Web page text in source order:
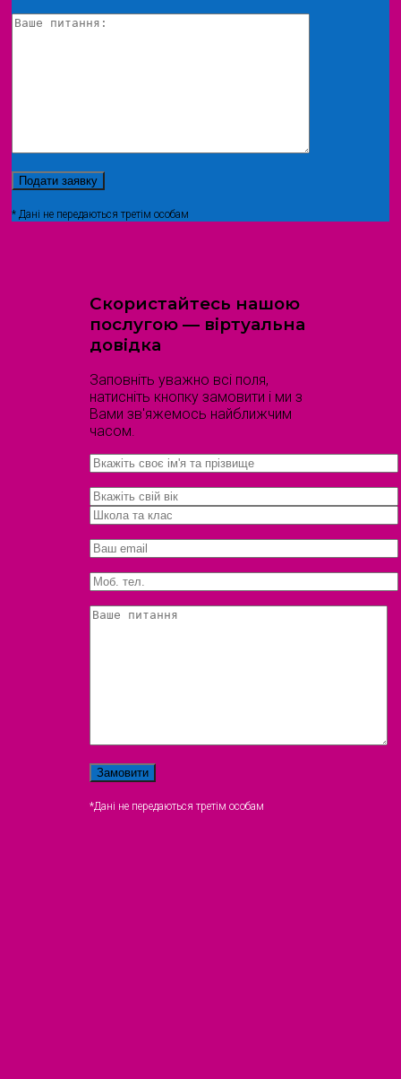
* Дані не передаються третім особам
Скористайтесь нашою
послугою — віртуальна
довідка
Заповніть уважно всі поля,
натисніть кнопку замовити і ми з
Вами зв'яжемось найближчим
часом.
*Дані не передаються третім особам